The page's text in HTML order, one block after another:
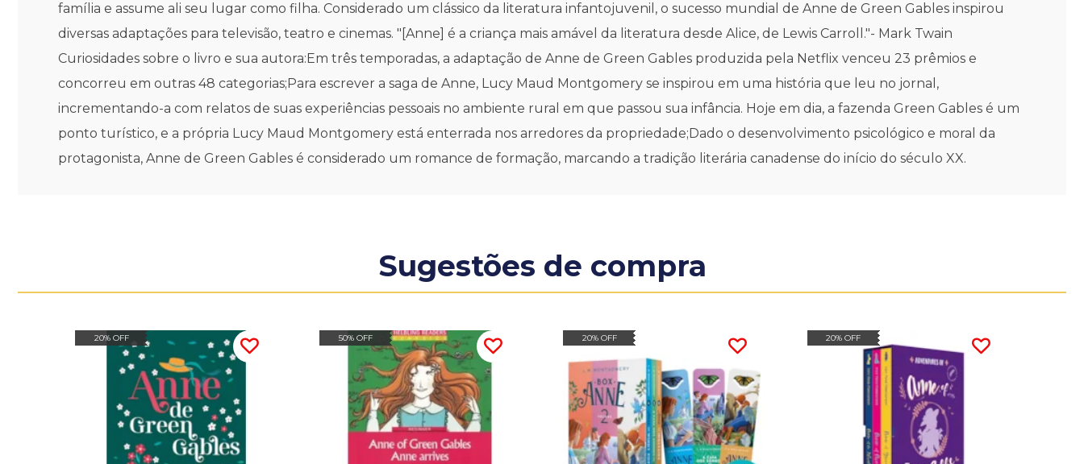
família e assume ali seu lugar como filha. Considerado um clássico da literatura infantojuvenil, o sucesso mundial de Anne de Green Gables inspirou
diversas adaptações para televisão, teatro e cinemas. "[Anne] é a criança mais amável da literatura desde Alice, de Lewis Carroll."- Mark Twain
Curiosidades sobre o livro e sua autora:Em três temporadas, a adaptação de Anne de Green Gables produzida pela Netflix venceu 23 prêmios e
concorreu em outras 48 categorias;Para escrever a saga de Anne, Lucy Maud Montgomery se inspirou em uma história que leu no jornal,
incrementando-a com relatos de suas experiências pessoais no ambiente rural em que passou sua infância. Hoje em dia, a fazenda Green Gables é um
ponto turístico, e a própria Lucy Maud Montgomery está enterrada nos arredores da propriedade;Dado o desenvolvimento psicológico e moral da
protagonista, Anne de Green Gables é considerado um romance de formação, marcando a tradição literária canadense do início do século XX.
Sugestões de compra
20% OFF 50% OFF 20% OFF 20% OFF